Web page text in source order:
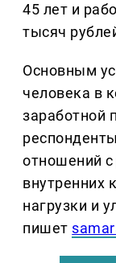
45 лет и
тысяч
Основным
человека в
заработной
отношений
внутренних
нагрузки и
пишет